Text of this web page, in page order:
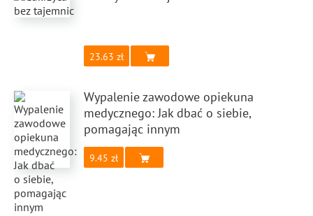
23.63
Wypalenie zawodowe opiekuna
medycznego: Jak dbać o siebie,
pomagając innym
9.45